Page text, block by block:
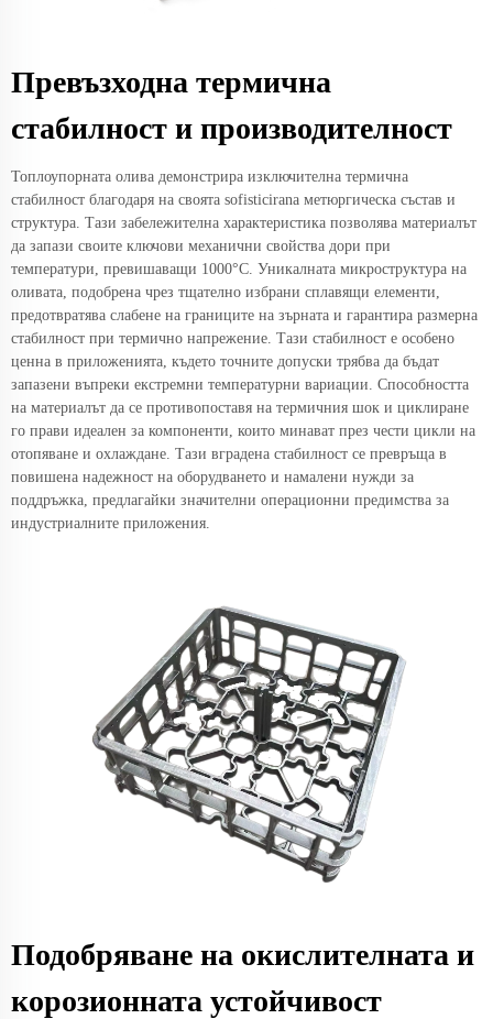
Превъзходна термична
стабилност и производителност
Топлоупорната олива демонстрира изключителна термична
стабилност благодаря на своята sofisticirana метюргическа състав и
структура. Тази забележителна характеристика позволява материалът
да запази своите ключови механични свойства дори при
температури, превишаващи 1000°C. Уникалната микроструктура на
оливата, подобрена чрез тщателно избрани сплавящи елементи,
предотвратява слабене на границите на зърната и гарантира размерна
стабилност при термично напрежение. Тази стабилност е особено
ценна в приложенията, където точните допуски трябва да бъдат
запазени въпреки екстремни температурни вариации. Способността
на материалът да се противопоставя на термичния шок и циклиране
го прави идеален за компоненти, които минават през чести цикли на
отопяване и охлаждане. Тази вградена стабилност се превръща в
повишена надежност на оборудването и намалени нужди за
поддръжка, предлагайки значителни операционни предимства за
индустриалните приложения.
Подобряване на окислителната и
корозионната устойчивост